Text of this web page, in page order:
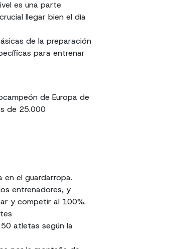
es una parte
llegar bien el día
de la preparación
para entrenar
de Europa de
de 25.000
en el guardarropa.
entrenadores, y
y competir al 100%.
atletas según la